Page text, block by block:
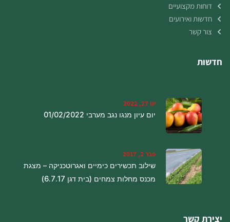
דוחות מקצועיים
חדשות ואירועים
צור קשר
חדשות
ינו 27, 2022
יום עיון מנגו נגב מערבי 01/02/2022
פבר 2, 2017
שילוב תכשירים כימיים ואגרוטכניקה – מצגת
מכנס מחלות צמחים (בית דגן 6.7.17)
יצירת קשר